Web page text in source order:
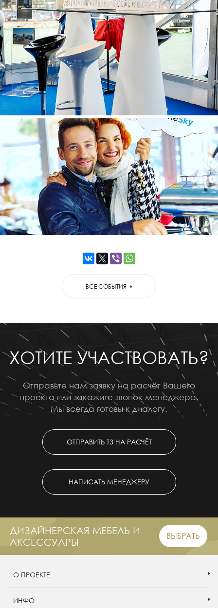
ВСЕ СОБЫТИЯ
ХОТИТЕ УЧАСТВОВАТЬ?
Отправьте нам заявку на расчёт Вашего
проекта или закажите звонок менеджера.
Мы всегда готовы к диалогу.
ОТПРАВИТЬ ТЗ НА РАСЧЁТ
НАПИСАТЬ МЕНЕДЖЕРУ
ДИЗАЙНЕРСКАЯ МЕБЕЛЬ И
АКСЕССУАРЫ
ВЫБРАТЬ
О ПРОЕКТЕ
ИНФО